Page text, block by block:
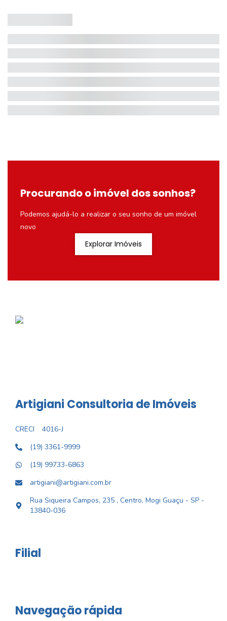
Procurando o imóvel dos sonhos?
Podemos ajudá-lo a realizar o seu sonho de um imóvel
novo
Explorar Imóveis
Artigiani Consultoria de Imóveis
CRECI
4016-J
(19) 3361-9999
(19) 99733-6863
artigiani@artigiani.com.br
Rua Siqueira Campos, 235 , Centro, Mogi Guaçu - SP -
13840-036
Filial
Navegação rápida